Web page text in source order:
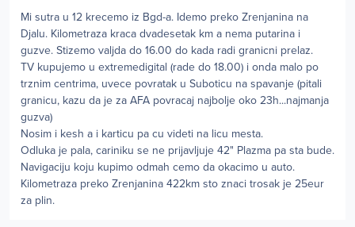
Mi sutra u 12 krecemo iz Bgd-a. Idemo preko Zrenjanina na
Djalu. Kilometraza kraca dvadesetak km a nema putarina i
guzve. Stizemo valjda do 16.00 do kada radi granicni prelaz.
TV kupujemo u extremedigital (rade do 18.00) i onda malo po
trznim centrima, uvece povratak u Suboticu na spavanje (pitali
granicu, kazu da je za AFA povracaj najbolje oko 23h...najmanja
guzva)
Nosim i kesh a i karticu pa cu videti na licu mesta.
Odluka je pala, cariniku se ne prijavljuje 42" Plazma pa sta bude.
Navigaciju koju kupimo odmah cemo da okacimo u auto.
Kilometraza preko Zrenjanina 422km sto znaci trosak je 25eur
za plin.